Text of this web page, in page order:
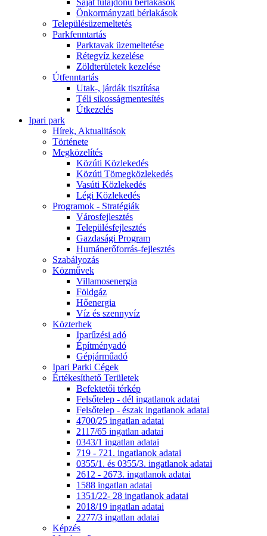
Önkormányzati bérlakások
Településüzemeltetés
Parkfenntartás
Parktavak üzemeltetése
Rétegvíz kezelése
Zöldterületek kezelése
Útfenntartás
Utak-, járdák tisztítása
Téli sikosságmentesítés
Útkezelés
Ipari park
Hírek, Aktualitások
Története
Megközelítés
Közúti Közlekedés
Közúti Tömegközlekedés
Vasúti Közlekedés
Légi Közlekedés
Programok - Stratégiák
Városfejlesztés
Településfejlesztés
Gazdasági Program
Humánerőforrás-fejlesztés
Szabályozás
Közművek
Villamosenergia
Földgáz
Hőenergia
Víz és szennyvíz
Közterhek
Iparűzési adó
Építményadó
Gépjárműadó
Ipari Parki Cégek
Értékesíthető Területek
Befektetői térkép
Felsőtelep - dél ingatlanok adatai
Felsőtelep - észak ingatlanok adatai
4700/25 ingatlan adatai
2117/65 ingatlan adatai
0343/1 ingatlan adatai
719 - 721. ingatlanok adatai
0355/1. és 0355/3. ingatlanok adatai
2612 - 2673. ingatlanok adatai
1588 ingatlan adatai
1351/22- 28 ingatlanok adatai
2018/19 ingatlan adatai
2277/3 ingatlan adatai
Képzés